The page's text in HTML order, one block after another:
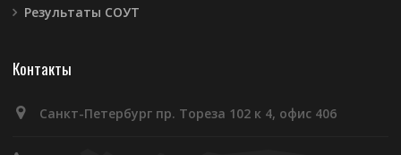
Результаты СОУТ
Контакты
Санкт-Петербург пр. Тореза 102 к 4, офис 406